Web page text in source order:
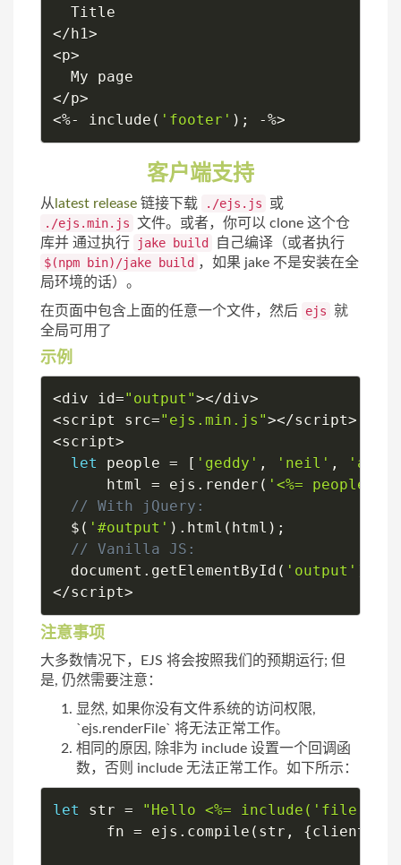
</h1>
<p>
</p>
<%- include ( 'footer' ) ; -%>
客户端支持
从 latest release 链接下载 ./ejs.js
或
./ejs.min.js 文件。或者，你可以 clone 这个仓
库并 通过执行
jake build
自己编译（或者执行
$(npm bin)/jake build ，如果 jake 不是安装在全
局环境的话）。
在页面中包含上面的任意一个文件，然后 ejs
就
全局可用了
示例
<div id="output"></div>
<script src="ejs.min.js"></script>
<script>
let
people = [ 'geddy' , 'neil' ,
'alex'
      html
= ejs . render ( '<%=
$ ( '#output' ) . html ( html ) ;
  document
. getElementById ( 'output'
</script>
注意事项
大多数情况下，EJS 将会按照我们的预期运行; 但
是, 仍然需要注意：
显然, 如果你没有文件系统的访问权限,
`ejs.renderFile` 将无法正常工作。
相同的原因, 除非为 include 设置一个回调函
数，否则 include 无法正常工作。如下所示：
let str =
"Hello <%= include('file',
      fn
= ejs . compile ( str , {client